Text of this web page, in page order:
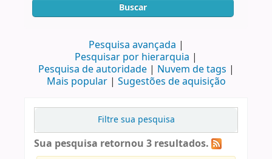
Buscar
Pesquisa avançada
Pesquisar por hierarquia
Pesquisa de autoridade
Nuvem de tags
Mais popular
Sugestões de aquisição
Filtre sua pesquisa
Sua pesquisa retornou 3 resultados.